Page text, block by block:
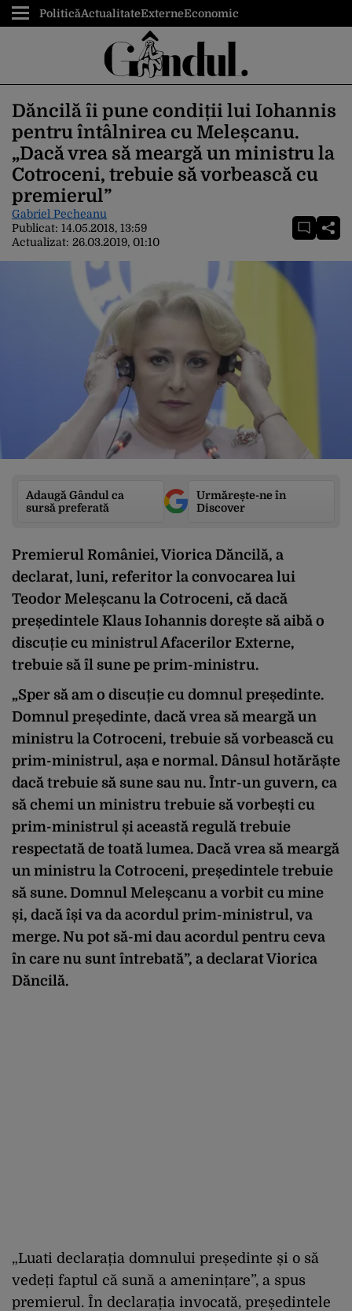
PoliticăActualitateExterneEconomic
Dăncilă îi pune condiții lui Iohannis
pentru întâlnirea cu Meleșcanu.
„Dacă vrea să meargă un ministru la
Cotroceni, trebuie să vorbească cu
premierul”
Gabriel Pecheanu
Publicat: 14.05.2018, 13:59
Actualizat: 26.03.2019, 01:10
Adaugă Gândul ca
sursă preferată
Urmărește-ne în
Discover
Premierul României, Viorica Dăncilă, a
declarat, luni, referitor la convocarea lui
Teodor Meleșcanu la Cotroceni, că dacă
președintele Klaus Iohannis dorește să aibă o
discuție cu ministrul Afacerilor Externe,
trebuie să îl sune pe prim-ministru.
„Sper să am o discuție cu domnul președinte.
Domnul președinte, dacă vrea să meargă un
ministru la Cotroceni, trebuie să vorbească cu
prim-ministrul, așa e normal. Dânsul hotărăște
dacă trebuie să sune sau nu. Într-un guvern, ca
să chemi un ministru trebuie să vorbești cu
prim-ministrul și această regulă trebuie
respectată de toată lumea. Dacă vrea să meargă
un ministru la Cotroceni, președintele trebuie
să sune. Domnul Meleșcanu a vorbit cu mine
și, dacă își va da acordul prim-ministrul, va
merge. Nu pot să-mi dau acordul pentru ceva
în care nu sunt întrebată”, a declarat Viorica
Dăncilă.
„Luati declarația domnului președinte și o să
vedeți faptul că sună a amenințare”, a spus
premierul. În declarația invocată, președintele